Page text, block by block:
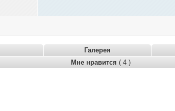
Галерея
Мне нравится ( 4 )